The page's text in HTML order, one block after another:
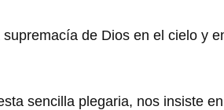
de Dios en el cielo y
sencilla plegaria, nos insiste